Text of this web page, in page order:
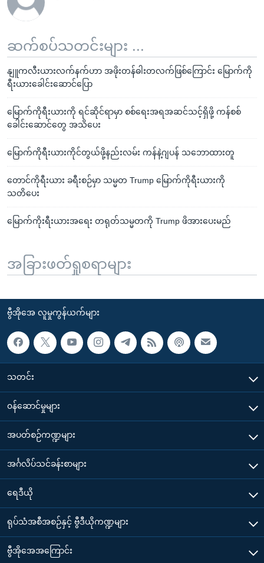
ဆက်စပ်သတင်းများ ...
နျူကလီးယားလက်နက်ဟာ အဖိုးတန်ဓါးတလက်ဖြစ်ကြောင်း မြောက်ကို
ရီးယားခေါင်းဆောင်ပြော
မြောက်ကိုရီးယားကို ရင်ဆိုင်ရာမှာ စစ်ရေးအရအဆင်သင့်ရှိဖို့ ကန်စစ်
ခေါင်းဆောင်တွေ အသိပေး
မြောက်ကိုရီးယားကိုင်တွယ်ဖို့နည်းလမ်း ကန်နဲ့ဂျပန် သဘောထားတူ
တောင်ကိုရီးယား ခရီးစဉ်မှာ သမ္မတ Trump မြောက်ကိုရီးယားကို
သတိပေး
မြောက်ကိုးရီးယားအရေး တရုတ်သမ္မတကို Trump ဖိအားပေးမည်
အခြားဖတ်ရှုစရာများ
ဗွီအိုအေ လူမှုကွန်ယက်များ
သတင်း
၀န်ဆောင်မှုများ
အပတ်စဉ်ကဏ္ဍများ
အင်္ဂလိပ်သင်ခန်းစာများ
ရေဒီယို
ရုပ်သံအစီအစဉ်နှင့် ဗွီဒီယိုကဏ္ဍများ
ဗွီအိုအေအကြောင်း